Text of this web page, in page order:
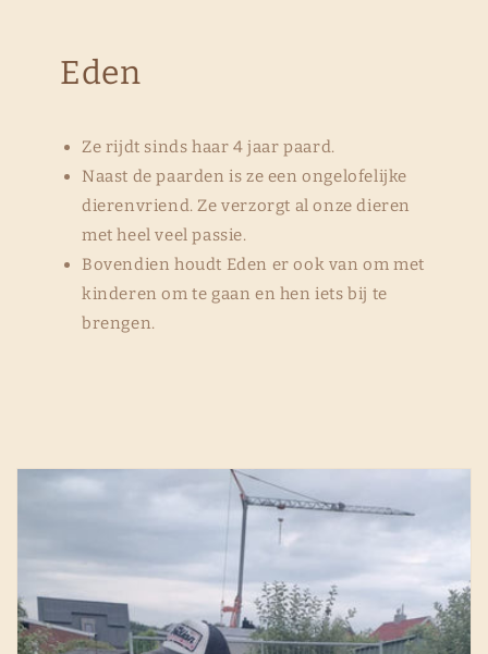
Eden
Ze rijdt sinds haar 4 jaar paard.
Naast de paarden is ze een ongelofelijke
dierenvriend. Ze verzorgt al onze dieren
met heel veel passie.
Bovendien houdt Eden er ook van om met
kinderen om te gaan en hen iets bij te
brengen.